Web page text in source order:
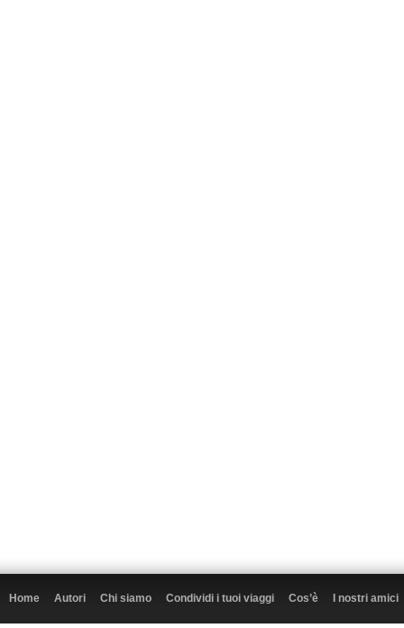
Home Autori Chi siamo Condividi i tuoi viaggi Cos’è I nostri amici